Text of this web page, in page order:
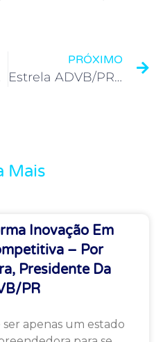
PRÓXIMO
Estrela ADVB/PR promove discussão sobre mobilidade elétrica para Londrina e Maringá
Mais
Inovação Em
– Por
Presidente Da
PR
apenas um estado